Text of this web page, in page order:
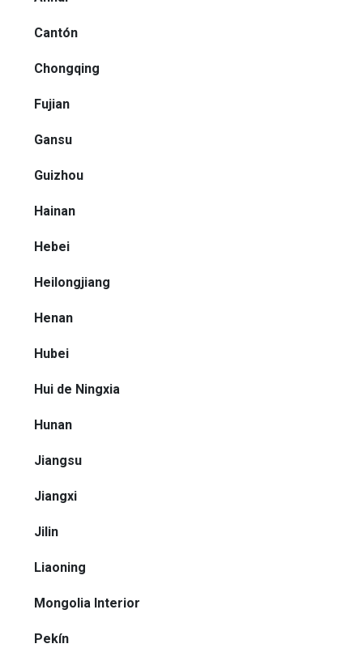
Cantón
Chongqing
Fujian
Gansu
Guizhou
Hainan
Hebei
Heilongjiang
Henan
Hubei
Hui de Ningxia
Hunan
Jiangsu
Jiangxi
Jilin
Liaoning
Mongolia Interior
Pekín